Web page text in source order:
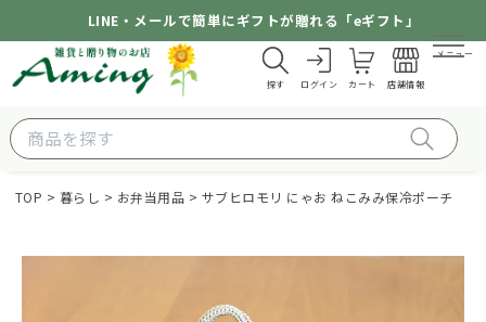
LINE・メールで簡単にギフトが贈れる「eギフト」
探す ログイン カート 店舗情報
メニュー
TOP 暮らし お弁当用品 サブヒロモリ にゃお ねこみみ保冷ポーチ